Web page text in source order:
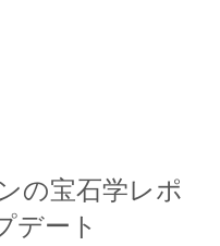
の宝石学レポ
デート